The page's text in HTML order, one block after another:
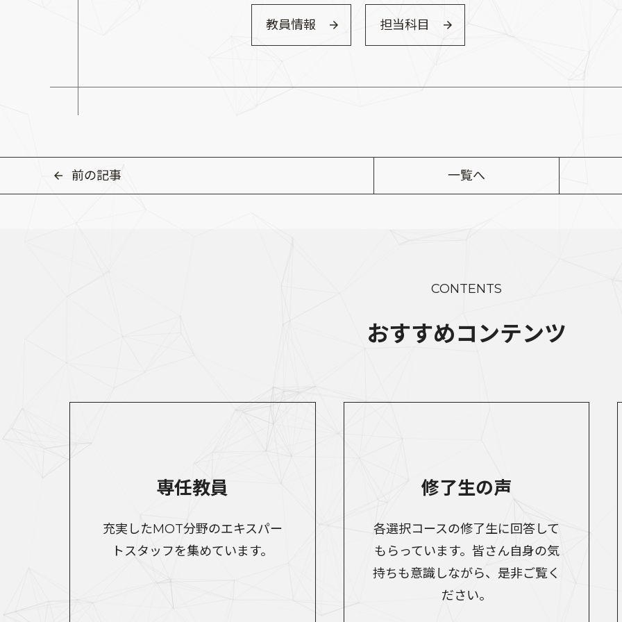
教員情報 担当科目
前の記事 一覧へ
CONTENTS
おすすめコンテンツ
専任教員
充実したMOT分野のエキスパー
トスタッフを集めています。
修了生の声
各選択コースの修了生に回答して
もらっています。皆さん自身の気
持ちも意識しながら、是非ご覧く
ださい。